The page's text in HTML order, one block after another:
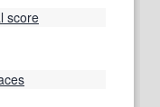
score